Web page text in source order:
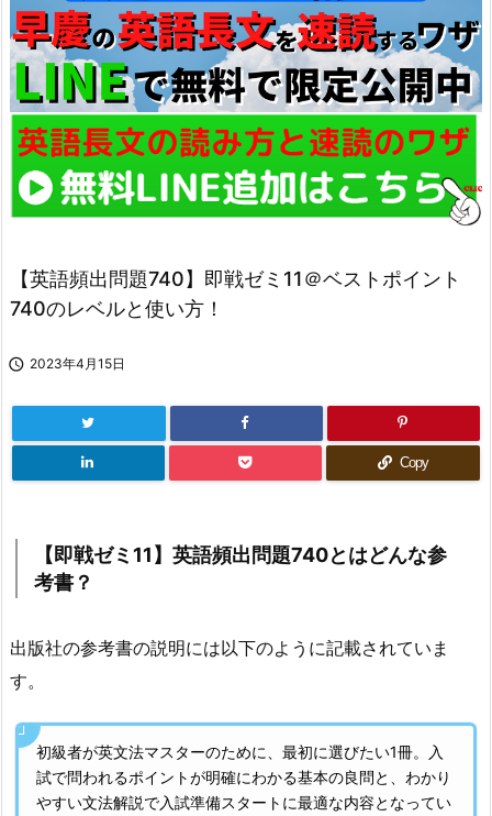
【英語頻出問題740】即戦ゼミ11＠ベストポイント
740のレベルと使い方！
 2023年4月15日
Copy
【即戦ゼミ11】英語頻出問題740とはどんな参
考書？
出版社の参考書の説明には以下のように記載されていま
す。
初級者が英文法マスターのために、最初に選びたい1冊。入
試で問われるポイントが明確にわかる基本の良問と、わかり
やすい文法解説で入試準備スタートに最適な内容となってい